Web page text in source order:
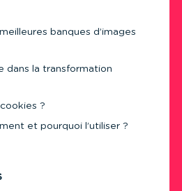
banques d’images
dans la transformation
?
et pourquoi l’utiliser ?